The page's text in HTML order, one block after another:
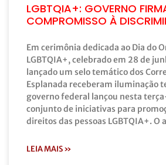
LGBTQIA+: GOVERNO
COMPROMISSO À
Em cerimônia dedicada ao Dia do
LGBTQIA+, celebrado em 28 de
lançado um selo temático dos
Esplanada receberam iluminação
governo federal lançou nesta
conjunto de iniciativas para
direitos das pessoas LGBTQIA+. O
LEIA MAIS »